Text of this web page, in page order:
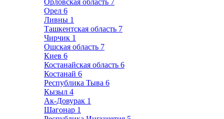
Орловская область 7
Орел 6
Ливны 1
Ташкентская область 7
Чирчик 1
Ошская область 7
Киев 6
Костанайская область 6
Костанай 6
Республика Тыва 6
Кызыл 4
Ак-Довурак 1
Шагонар 1